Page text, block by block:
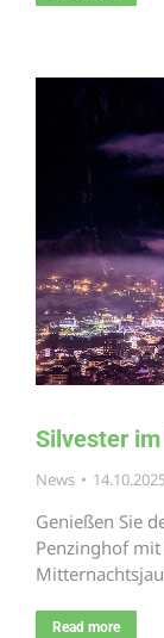
Silvester
News
Genießen Sie
Penzinghof
Read more